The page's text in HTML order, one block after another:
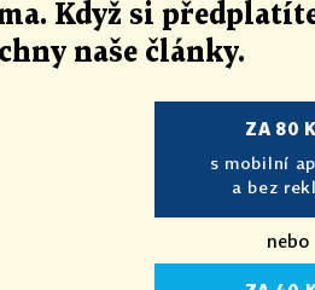
Když si
naše články.
ZA 80
s mobilní
a bez
nebo